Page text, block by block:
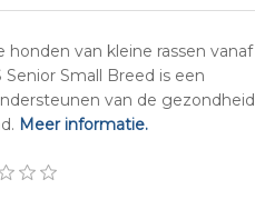
van kleine rassen vanaf
Senior Small Breed is een
van de gezondheid
Meer informatie.